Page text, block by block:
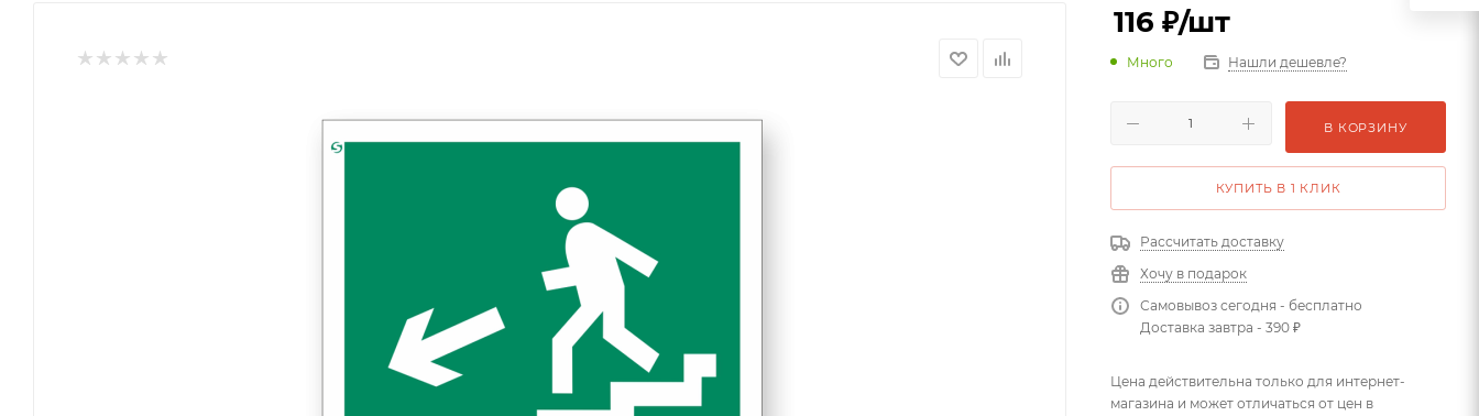
116 ₽/шт
Много Нашли дешевле?
В КОРЗИНУ
КУПИТЬ В 1 КЛИК
Рассчитать доставку
Хочу в подарок
Самовывоз сегодня - бесплатно
Доставка завтра - 390 ₽
Цена действительна только для интернет-
магазина и может отличаться от цен в